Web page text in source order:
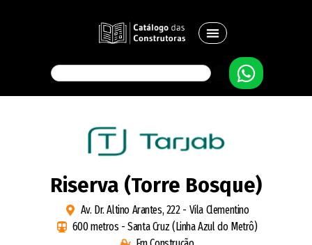
Riserva (Torre Bosque)
Av. Dr. Altino Arantes, 222 - Vila Clementino
600 metros - Santa Cruz (Linha Azul do Metrô)